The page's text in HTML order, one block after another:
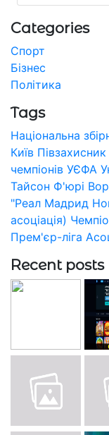
Categories
Спорт
Бізнес
Політика
Tags
Національна
Київ Півзахисник
чемпіонів УЄФА
Тайсон Ф'юрі
"Реал Мадрид
асоціація)
Прем'єр-ліга
Recent posts